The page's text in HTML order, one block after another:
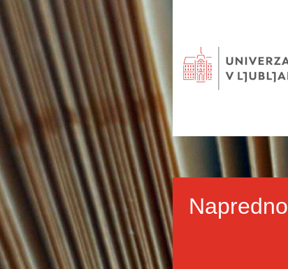
Napredno